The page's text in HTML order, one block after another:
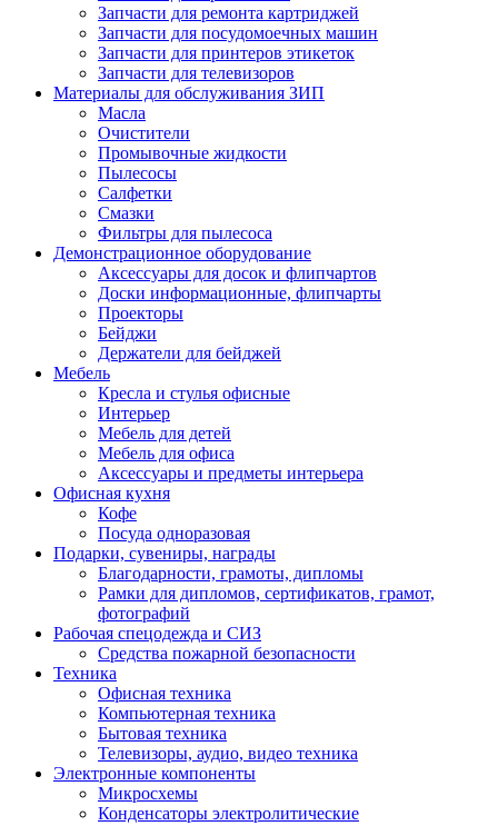
Запчасти для ремонта картриджей
Запчасти для посудомоечных машин
Запчасти для принтеров этикеток
Запчасти для телевизоров
Материалы для обслуживания ЗИП
Масла
Очистители
Промывочные жидкости
Пылесосы
Салфетки
Смазки
Фильтры для пылесоса
Демонстрационное оборудование
Аксессуары для досок и флипчартов
Доски информационные, флипчарты
Проекторы
Бейджи
Держатели для бейджей
Мебель
Кресла и стулья офисные
Интерьер
Мебель для детей
Мебель для офиса
Аксессуары и предметы интерьера
Офисная кухня
Кофе
Посуда одноразовая
Подарки, сувениры, награды
Благодарности, грамоты, дипломы
Рамки для дипломов, сертификатов, грамот,
фотографий
Рабочая спецодежда и СИЗ
Средства пожарной безопасности
Техника
Офисная техника
Компьютерная техника
Бытовая техника
Телевизоры, аудио, видео техника
Электронные компоненты
Микросхемы
Конденсаторы электролитические